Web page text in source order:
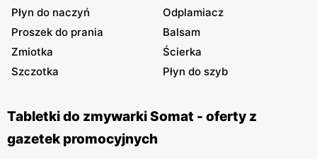
Płyn do naczyń
Odplamiacz
Proszek do prania
Balsam
Zmiotka
Ścierka
Szczotka
Płyn do szyb
Tabletki do zmywarki Somat - oferty z
gazetek promocyjnych